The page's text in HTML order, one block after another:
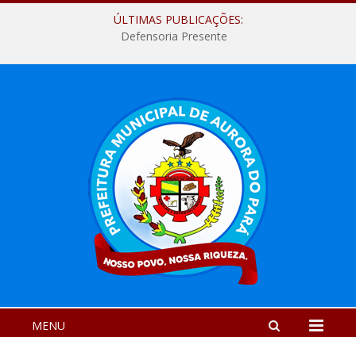
ÚLTIMAS PUBLICAÇÕES:
Defensoria Presente
MENU